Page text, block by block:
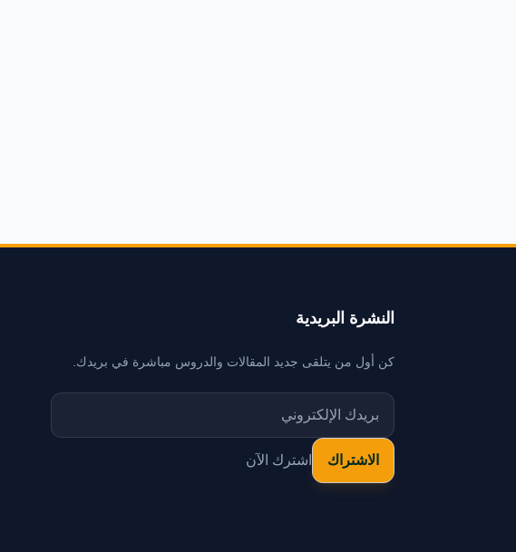
النشرة البريدية
كن أول من يتلقى جديد المقالات والدروس مباشرة في بريدك.
اشترك الآن